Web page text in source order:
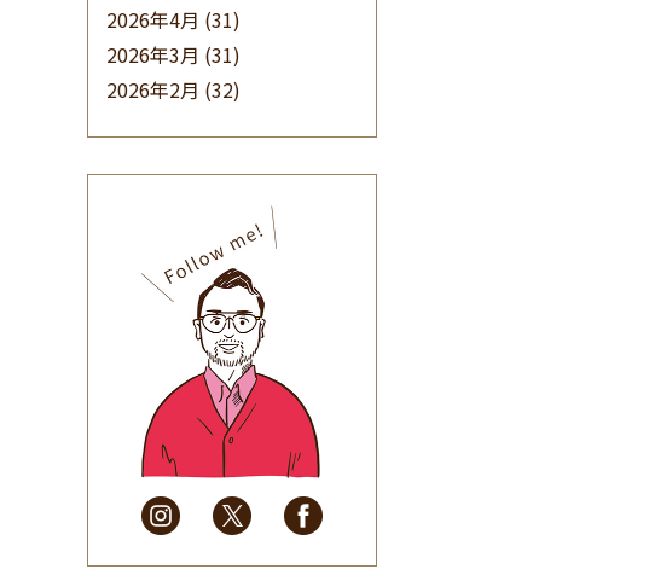
2026年4月 (31)
2026年3月 (31)
2026年2月 (32)
(32)
2025年9月(30)
2025年8月(31)
2025年7月(37)
2025年6月(48)
2025年5月
(41)
2025年4月
(32)
2025年3月(31)
2025年2月
(28)
2025年1月
(34)